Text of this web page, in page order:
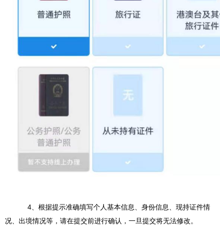
4、根据提示准确填写个人基本信息、身份信息、现持证件情
况、出境情况等，请在提交前进行确认，一旦提交将无法修改。